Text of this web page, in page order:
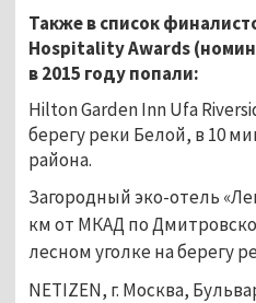
Также в список
Hospitality Awards
в 2015 году попали:
Hilton Garden Inn Ufa
берегу реки Белой, в 10
района.
Загородный эко-отель
км от МКАД по
лесном уголке на берегу
NETIZEN, г. Москва,